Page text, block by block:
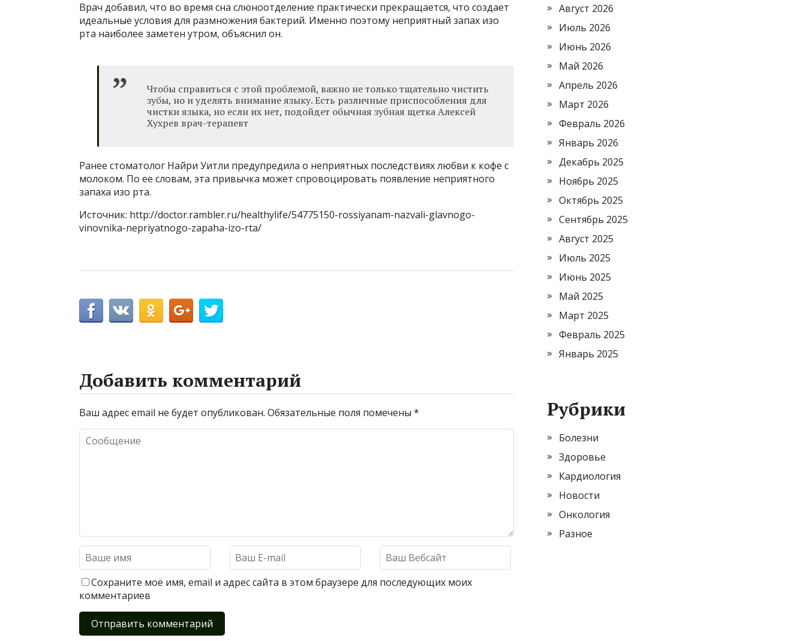
Врач добавил, что во время сна слюноотделение практически прекращается, что создает
идеальные условия для размножения бактерий. Именно поэтому неприятный запах изо
рта наиболее заметен утром, объяснил он.
Чтобы справиться с этой проблемой, важно не только тщательно чистить
зубы, но и уделять внимание языку. Есть различные приспособления для
чистки языка, но если их нет, подойдет обычная зубная щетка Алексей
Хухрев врач-терапевт
Ранее стоматолог Найри Уитли предупредила о неприятных последствиях любви к кофе с
молоком. По ее словам, эта привычка может спровоцировать появление неприятного
запаха изо рта.
Источник: http://doctor.rambler.ru/healthylife/54775150-rossiyanam-nazvali-glavnogo-
vinovnika-nepriyatnogo-zapaha-izo-rta/
Добавить комментарий
Ваш адрес email не будет опубликован. Обязательные поля помечены *
Сохраните моё имя, email и адрес сайта в этом браузере для последующих моих
комментариев
Август 2026
Июль 2026
Июнь 2026
Май 2026
Апрель 2026
Март 2026
Февраль 2026
Январь 2026
Декабрь 2025
Ноябрь 2025
Октябрь 2025
Сентябрь 2025
Август 2025
Июль 2025
Июнь 2025
Май 2025
Март 2025
Февраль 2025
Январь 2025
Рубрики
Болезни
Здоровье
Кардиология
Новости
Онкология
Разное